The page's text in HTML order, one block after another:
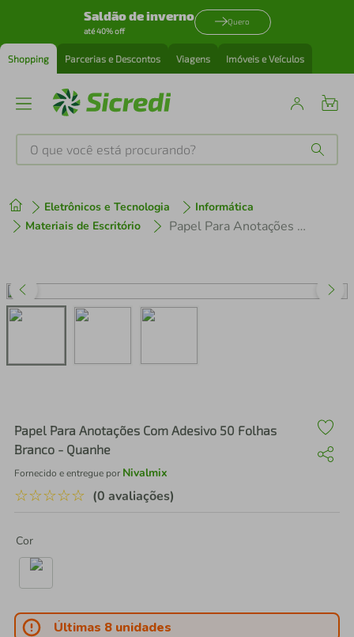
Saldão de inverno
até 40% off
Quero
Shopping Parcerias e Descontos Viagens Imóveis e Veículos
O que você está procurando?
Eletrônicos e Tecnologia
Informática
Materiais de Escritório
Papel Para Anotações Com Adesivo 50 Folhas Branco - Quanhe
Papel Para Anotações Com Adesivo 50 Folhas
Branco - Quanhe
Fornecido e entregue por Nivalmix
☆☆☆☆☆ (0 avaliações)
Cor
Últimas 8 unidades
1º tenis
3º perfume